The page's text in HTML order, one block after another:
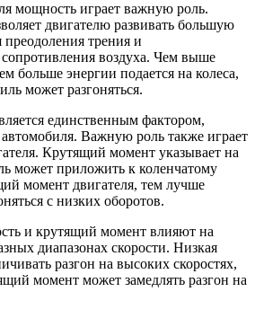
мощность играет важную роль.
двигателю развивать большую
трения и
воздуха. Чем выше
больше энергии подается на колеса,
может разгоняться.
единственным фактором,
Важную роль также играет
Крутящий момент указывает на
может приложить к коленчатому
момент двигателя, тем лучше
с низких оборотов.
и крутящий момент влияют на
диапазонах скорости. Низкая
разгон на высоких скоростях,
момент может замедлять разгон на